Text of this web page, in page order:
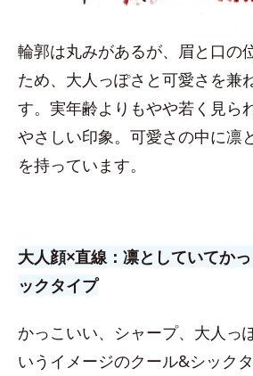
輪郭は丸みがあるが、眉と口の
ため、大人っぽさと可愛さを兼
す。実年齢よりもやや若く見ら
やさしい印象。可愛さの中に凛
を持っています。
大人顔×直線：凛としていてか
ックタイプ
かっこいい、シャープ、大人っ
いうイメージのクール&シックタ